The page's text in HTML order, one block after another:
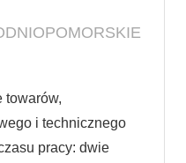
towarów,
i technicznego
pracy: dwie